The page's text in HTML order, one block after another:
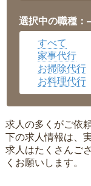
岡山県▼
広島県▼
沖縄県
選択中の職種
すべて
家事代行
お掃除代行
お料理代行
求人の多くがご依
下の求人情報は、
求人はたくさんご
くお願いします。